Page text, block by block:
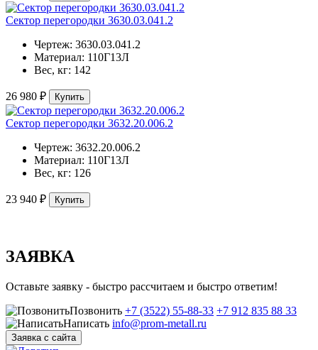
Сектор перегородки 3630.03.041.2
Чертеж: 3630.03.041.2
Материал: 110Г13Л
Вес, кг: 142
26 980 ₽ Купить
Сектор перегородки 3632.20.006.2
Чертеж: 3632.20.006.2
Материал: 110Г13Л
Вес, кг: 126
23 940 ₽ Купить
ЗАЯВКА
Оставьте заявку - быстро рассчитаем и быстро ответим!
Позвонить +7 (3522) 55-88-33 +7 912 835 88 33
Написать info@prom-metall.ru
Заявка с сайта